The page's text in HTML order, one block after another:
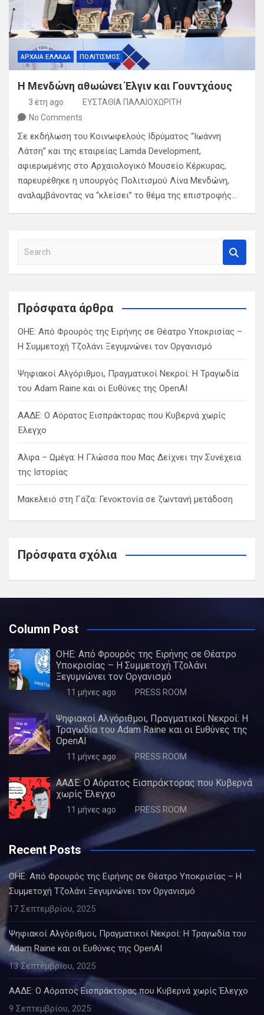
ΑΡΧΑΙΑ ΕΛΛΑΔΑ ΠΟΛΙΤΙΣΜΟΣ
Η Μενδώνη αθωώνει Έλγιν και Γουντχάους
3 έτη ago
ΕΥΣΤΑΘΙΑ ΠΑΛΑΙΟΧΩΡΙΤΗ
No Comments
Σε εκδήλωση του Κοινωφελούς Ιδρύματος “Ιωάννη
Λάτση” και της εταιρείας Lamda Development,
αφιερωμένης στο Αρχαιολογικό Μουσείο Κέρκυρας,
παρευρέθηκε η υπουργός Πολιτισμού Λίνα Μενδώνη,
αναλαμβάνοντας να “κλείσει” το θέμα της επιστροφής…
a
c
Πρόσφατα άρθρα
ΟΗΕ: Από Φρουρός της Ειρήνης σε Θέατρο Υποκρισίας –
Η Συμμετοχή Τζολάνι Ξεγυμνώνει τον Οργανισμό
Ψηφιακοί Αλγόριθμοι, Πραγματικοί Νεκροί: Η Τραγωδία
του Adam Raine και οι Ευθύνες της OpenAI
ΑΑΔΕ: Ο Αόρατος Εισπράκτορας που Κυβερνά χωρίς
Έλεγχο
Άλφα – Ωμέγα: Η Γλώσσα που Μας Δείχνει την Συνέχεια
της Ιστορίας
Μακελειό στη Γάζα: Γενοκτονία σε ζωντανή μετάδοση
Πρόσφατα σχόλια
Column Post
ΟΗΕ: Από Φρουρός της Ειρήνης σε Θέατρο
Υποκρισίας – Η Συμμετοχή Τζολάνι
Ξεγυμνώνει τον Οργανισμό
11 μήνες ago PRESS ROOM
Ψηφιακοί Αλγόριθμοι, Πραγματικοί Νεκροί: Η
Τραγωδία του Adam Raine και οι Ευθύνες της
OpenAI
11 μήνες ago PRESS ROOM
ΑΑΔΕ: Ο Αόρατος Εισπράκτορας που Κυβερνά
χωρίς Έλεγχο
11 μήνες ago PRESS ROOM
Recent Posts
ΟΗΕ: Από Φρουρός της Ειρήνης σε Θέατρο Υποκρισίας – Η
Συμμετοχή Τζολάνι Ξεγυμνώνει τον Οργανισμό
17 Σεπτεμβρίου, 2025
Ψηφιακοί Αλγόριθμοι, Πραγματικοί Νεκροί: Η Τραγωδία του
Adam Raine και οι Ευθύνες της OpenAI
13 Σεπτεμβρίου, 2025
ΑΑΔΕ: Ο Αόρατος Εισπράκτορας που Κυβερνά χωρίς Έλεγχο
9 Σεπτεμβρίου, 2025